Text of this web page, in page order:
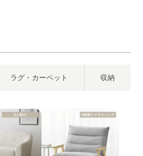
ラグ・カーペット 収納